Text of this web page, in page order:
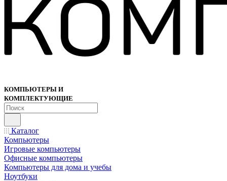
КОМПЬЮТЕРЫ И
КОМПЛЕКТУЮЩИЕ
Каталог
Компьютеры
Игровые компьютеры
Офисные компьютеры
Компьютеры для дома и учебы
Ноутбуки